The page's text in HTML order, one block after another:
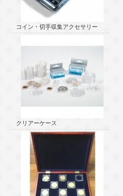
コイン・切手収集アクセサリー
クリアーケース